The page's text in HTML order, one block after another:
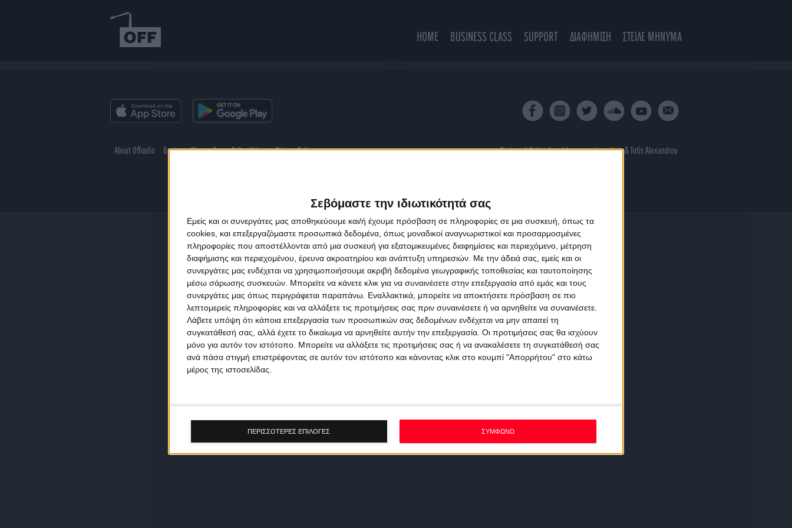
Σεβόμαστε την ιδιωτικότητά σας
Εμείς και οι συνεργάτες μας αποθηκεύουμε και/ή έχουμε πρόσβαση σε πληροφορίες σε μια συσκευή, όπως τα
cookies, και επεξεργαζόμαστε προσωπικά δεδομένα, όπως μοναδικοί αναγνωριστικοί και προσαρμοσμένες
πληροφορίες που αποστέλλονται από μια συσκευή για εξατομικευμένες διαφημίσεις και περιεχόμενο, μέτρηση
διαφήμισης και περιεχομένου, έρευνα ακροατηρίου και ανάπτυξη υπηρεσιών. Με την άδειά σας, εμείς και οι
συνεργάτες μας ενδέχεται να χρησιμοποιήσουμε ακριβή δεδομένα γεωγραφικής τοποθεσίας και ταυτοποίησης
μέσω σάρωσης συσκευών. Μπορείτε να κάνετε κλικ για να συναινέσετε στην επεξεργασία από εμάς και τους
συνεργάτες μας όπως περιγράφεται παραπάνω. Εναλλακτικά, μπορείτε να αποκτήσετε πρόσβαση σε πιο
λεπτομερείς πληροφορίες και να αλλάξετε τις προτιμήσεις σας πριν συναινέσετε ή να αρνηθείτε να συναινέσετε.
Λάβετε υπόψη ότι κάποια επεξεργασία των προσωπικών σας δεδομένων ενδέχεται να μην απαιτεί τη
συγκατάθεσή σας, αλλά έχετε το δικαίωμα να αρνηθείτε αυτήν την επεξεργασία. Οι προτιμήσεις σας θα ισχύουν
μόνο για αυτόν τον ιστότοπο. Μπορείτε να αλλάξετε τις προτιμήσεις σας ή να ανακαλέσετε τη συγκατάθεσή σας
ανά πάσα στιγμή επιστρέφοντας σε αυτόν τον ιστότοπο και κάνοντας κλικ στο κουμπί "Απορρήτου" στο κάτω
μέρος της ιστοσελίδας.
ΠΕΡΙΣΣΟΤΕΡΕΣ ΕΠΙΛΟΓΕΣ ΣΥΜΦΩΝΩ
HOME BUSINESS CLASS SUPPORT ΔΙΑΦΗΜΙΣΗ ΣΤΕΙΛΕ ΜΗΝΥΜΑ
About Offradio Business Class Terms & Conditions Privacy Policy Designed & developed byporcupine colors& Fotis Alexandrou